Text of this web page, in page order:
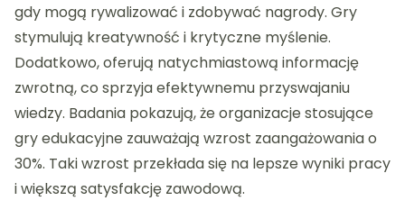
gdy mogą rywalizować i zdobywać nagrody. Gry
stymulują kreatywność i krytyczne myślenie.
Dodatkowo, oferują natychmiastową informację
zwrotną, co sprzyja efektywnemu przyswajaniu
wiedzy. Badania pokazują, że organizacje stosujące
gry edukacyjne zauważają wzrost zaangażowania o
30%. Taki wzrost przekłada się na lepsze wyniki pracy
i większą satysfakcję zawodową.